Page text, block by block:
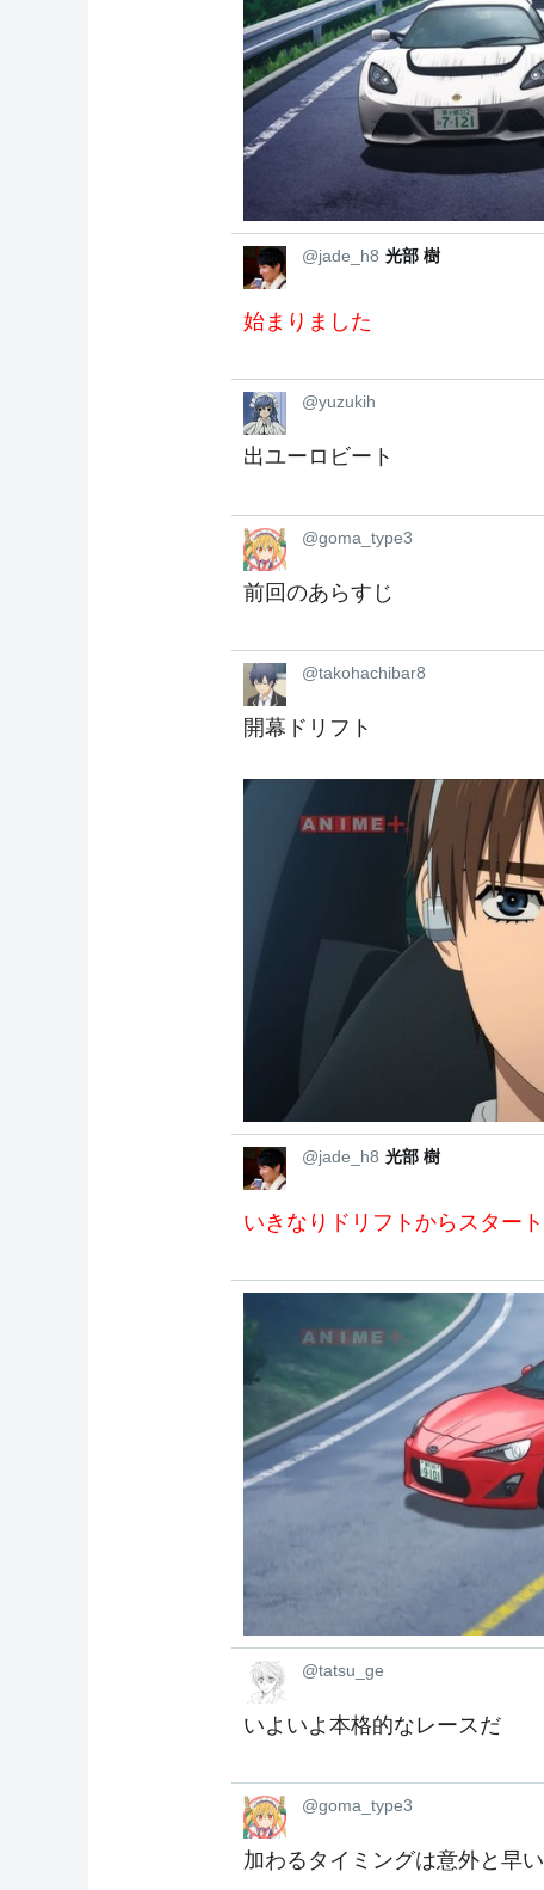
@jade_h8 光部 樹
始まりました
@yuzukih
出ユーロビート
@goma_type3
前回のあらすじ
@takohachibar8
開幕ドリフト
@jade_h8 光部 樹
いきなりドリフトからスタート
@tatsu_ge
いよいよ本格的なレースだ
@goma_type3
加わるタイミングは意外と早い